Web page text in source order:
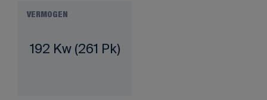
VERMOGEN
192 Kw (261 Pk)